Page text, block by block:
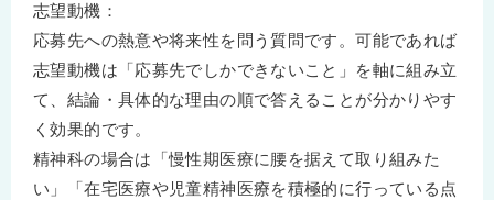
志望動機：
応募先への熱意や将来性を問う質問です。可能であれば
志望動機は「応募先でしかできないこと」を軸に組み立
て、結論・具体的な理由の順で答えることが分かりやす
く効果的です。
精神科の場合は「慢性期医療に腰を据えて取り組みた
い」「在宅医療や児童精神医療を積極的に行っている点